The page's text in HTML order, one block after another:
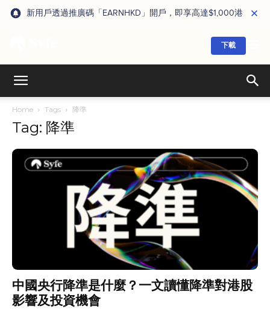
新用戶透過推廣碼「EARNHKD」開戶，即享高達$1,000港元獎賞
下載
Home Tags 降準
Tag: 降準
中國央行降準是什麼？一文讀懂降準對港股
影響及投資機會